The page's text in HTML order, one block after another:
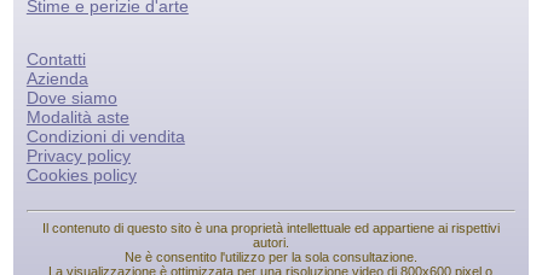
Stime e perizie d'arte
Contatti
Azienda
Dove siamo
Modalità aste
Condizioni di vendita
Privacy policy
Cookies policy
Il contenuto di questo sito è una proprietà intellettuale ed appartiene ai rispettivi
autori.
Ne è consentito l'utilizzo per la sola consultazione.
La visualizzazione è ottimizzata per una risoluzione video di 800x600 pixel o